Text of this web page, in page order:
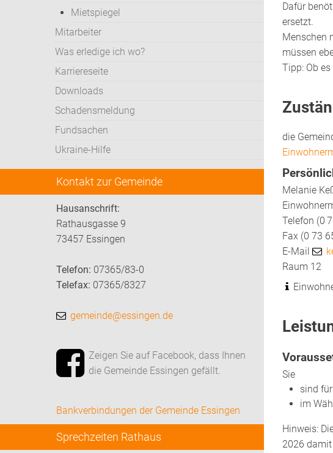
Mietspiegel
Mitarbeiter
Was erledige ich wo?
Karriereseite
Downloads
Schadensmeldung
Fundsachen
Ukraine-Hilfe
Kontakt zur Gemeinde
Hausanschrift:
Rathausgasse 9
73457 Essingen
Telefon: 07365/83-0
Telefax: 07365/8327
gemeinde@essingen.de
Zeigen Sie auf Facebook, dass Ihnen
die Gemeinde Essingen gefällt.
Bankverbindungen der Gemeinde Essingen
Sprechzeiten Rathaus
Dafür
ersetzt.
Menschen
müssen
Tipp: Ob
die
Melanie
Telefon (0
Fax (0 73
E-Mail
Raum 12
Sie
sind
im
Hinweis:
2026